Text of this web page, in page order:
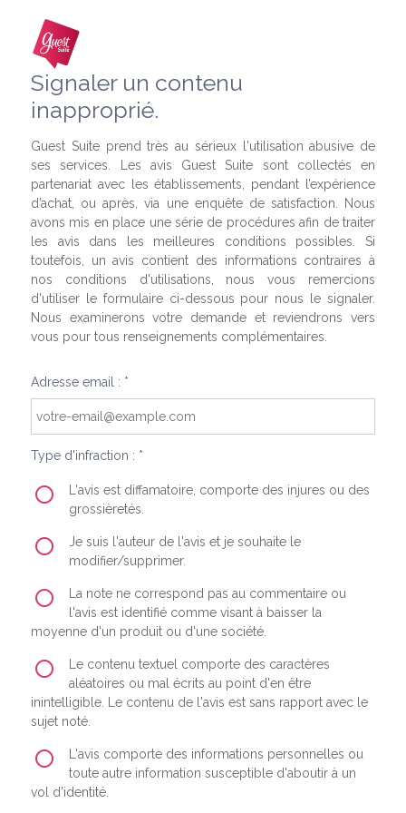
Signaler un contenu
inapproprié.
Guest Suite prend très au sérieux l'utilisation abusive de
ses services. Les avis Guest Suite sont collectés en
partenariat avec les établissements, pendant l’expérience
d’achat, ou après, via une enquête de satisfaction. Nous
avons mis en place une série de procédures afin de traiter
les avis dans les meilleures conditions possibles. Si
toutefois, un avis contient des informations contraires à
nos conditions d'utilisations, nous vous remercions
d'utiliser le formulaire ci-dessous pour nous le signaler.
Nous examinerons votre demande et reviendrons vers
vous pour tous renseignements complémentaires.
Adresse email : *
Type d'infraction : *
L'avis est diffamatoire, comporte des injures ou des
grossièretés.
Je suis l'auteur de l'avis et je souhaite le
modifier/supprimer.
La note ne correspond pas au commentaire ou
l'avis est identifié comme visant à baisser la
moyenne d'un produit ou d'une société.
Le contenu textuel comporte des caractères
aléatoires ou mal écrits au point d'en être
inintelligible. Le contenu de l'avis est sans rapport avec le
sujet noté.
L'avis comporte des informations personnelles ou
toute autre information susceptible d'aboutir à un
vol d'identité.